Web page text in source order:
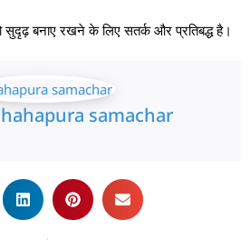
बनाए रखने के लिए सतर्क और प्रतिबद्ध है।
samachar